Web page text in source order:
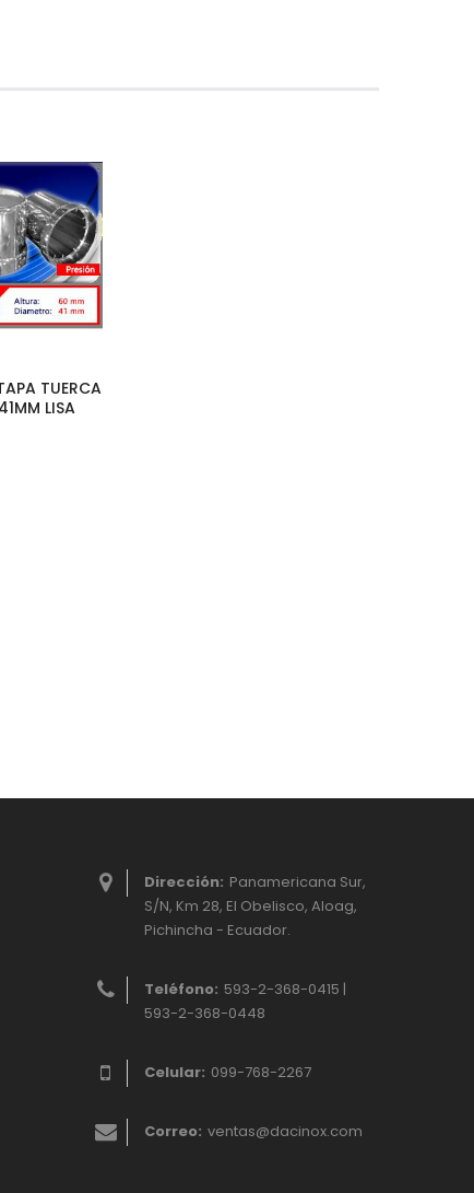
TUERCA
LISA
Dirección: Panamericana Sur,
S/N, Km 28, El Obelisco, Aloag,
Pichincha - Ecuador.
Teléfono: 593-2-368-0415 |
593-2-368-0448
Celular: 099-768-2267
Correo: ventas@dacinox.com